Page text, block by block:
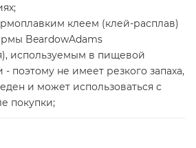
клеем (клей-расплав)
BeardowAdams
используемым в пищевой
поэтому не имеет резкого запаха,
и может использоваться с
покупки;